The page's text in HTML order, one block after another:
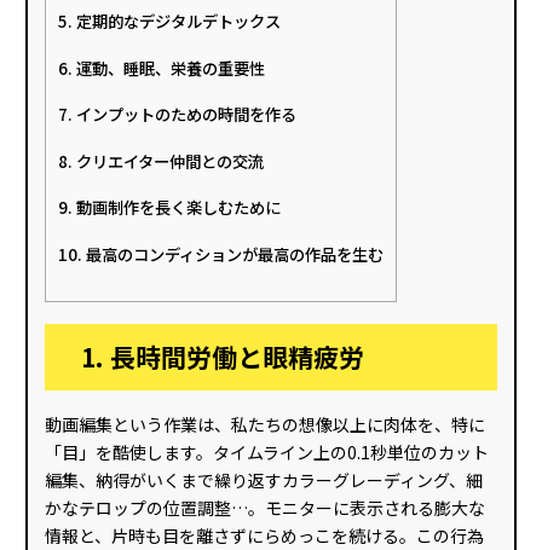
5. 定期的なデジタルデトックス
6. 運動、睡眠、栄養の重要性
7. インプットのための時間を作る
8. クリエイター仲間との交流
9. 動画制作を長く楽しむために
10. 最高のコンディションが最高の作品を生む
1. 長時間労働と眼精疲労
動画編集という作業は、私たちの想像以上に肉体を、特に
「目」を酷使します。タイムライン上の0.1秒単位のカット
編集、納得がいくまで繰り返すカラーグレーディング、細
かなテロップの位置調整…。モニターに表示される膨大な
情報と、片時も目を離さずにらめっこを続ける。この行為